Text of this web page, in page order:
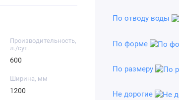
Производительность,
л./сут.
600
Ширина, мм
1200
По отводу воды
По форме
По размеру
Не дорогие